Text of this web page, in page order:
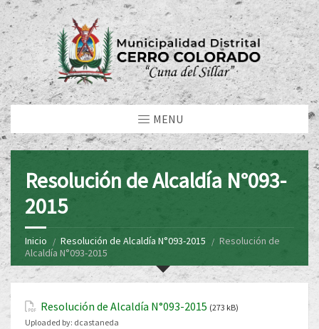
MENU
Resolución de Alcaldía N°093-
2015
Inicio Resolución de Alcaldía N°093-2015
Resolución de
Alcaldía N°093-2015
Resolución de Alcaldía N°093-2015 (273 kB)
Uploaded by: dcastaneda